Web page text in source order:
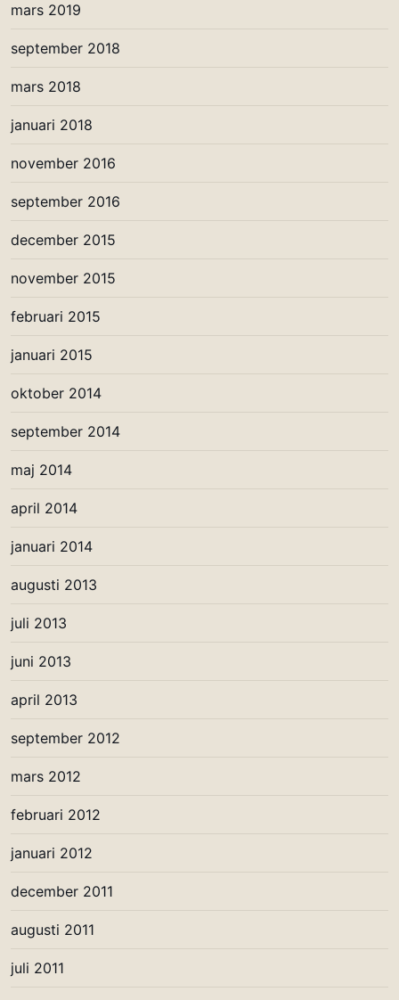
mars 2019
september 2018
mars 2018
januari 2018
november 2016
september 2016
december 2015
november 2015
februari 2015
januari 2015
oktober 2014
september 2014
maj 2014
april 2014
januari 2014
augusti 2013
juli 2013
juni 2013
april 2013
september 2012
mars 2012
februari 2012
januari 2012
december 2011
augusti 2011
juli 2011